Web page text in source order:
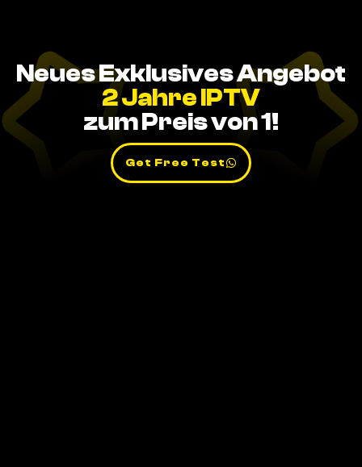
Neues Exklusives Angebot
2 Jahre IPTV
zum Preis von 1!
Get Free Test